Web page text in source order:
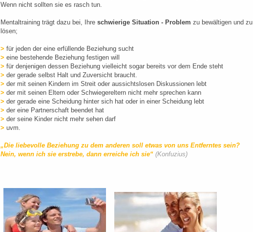
Wenn nicht sollten sie es rasch tun.
Mentaltraining trägt dazu bei, Ihreschwierige Situation - Problem zu bewältigen und zu
lösen;
> für jeden der eine erfüllende Beziehung sucht
> eine bestehende Beziehung festigen will
> für denjenigen dessen Beziehung vielleicht sogar bereits vor dem Ende steht
> der gerade selbst Halt und Zuversicht braucht.
> der mit seinen Kindern im Streit oder aussichtslosen Diskussionen lebt
> der mit seinen Eltern oder Schwiegereltern nicht mehr sprechen kann
> der gerade eine Scheidung hinter sich hat oder in einer Scheidung lebt
> der eine Partnerschaft beendet hat
> der seine Kinder nicht mehr sehen darf
> uvm.
„Die liebevolle Beziehung zu dem anderen soll etwas von uns Entferntes sein?
Nein, wenn ich sie erstrebe, dann erreiche ich sie“ (Konfuzius)